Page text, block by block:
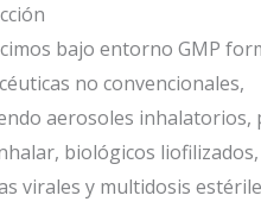
bajo entorno GMP
no convencionales,
aerosoles inhalatorios,
biológicos liofilizados,
virales y multidosis